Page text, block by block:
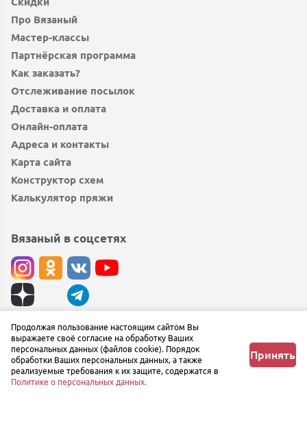
Про Вязаный
Мастер-классы
Партнёрская программа
Как заказать?
Отслеживание посылок
Доставка и оплата
Онлайн-оплата
Адреса и контакты
Карта сайта
Конструктор схем
Калькулятор пряжи
Вязаный в соцсетях
© вязаный.рф 2019 — 2026
Сообщить об ошибке
Продолжая пользование настоящим сайтом Вы
выражаете своё согласие на обработку Ваших
персональных данных (файлов cookie). Порядок
обработки Ваших персональных данных, а также
реализуемые требования к их защите, содержатся в
Политике о персональных данных.
Принять